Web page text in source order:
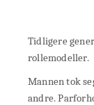
Tidligere
rollemodeller.
Mannen tok
andre.